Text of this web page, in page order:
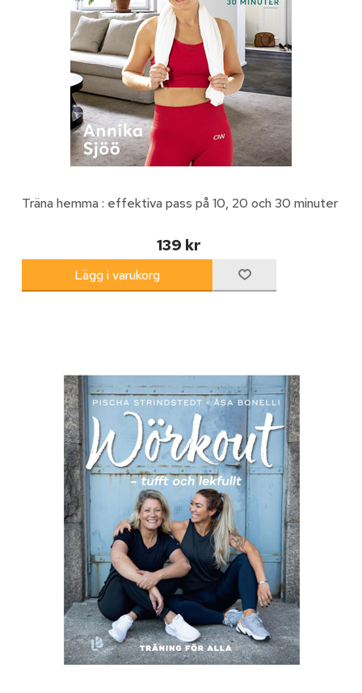
Träna hemma : effektiva pass på 10, 20 och 30 minuter
139 kr